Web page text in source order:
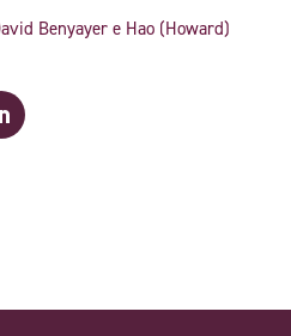
Benyayer e Hao (Howard)